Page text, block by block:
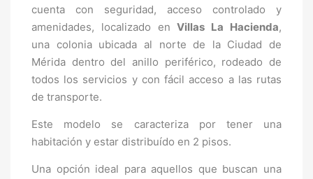
cuenta con seguridad, acceso controlado y
amenidades, localizado enVillas La Hacienda,
una colonia ubicada al norte de la Ciudad de
Mérida dentro del anillo periférico, rodeado de
todos los servicios y con fácil acceso a las rutas
de transporte.
Este modelo se caracteriza por tener una
habitación y estar distribuído en 2 pisos.
Una opción ideal para aquellos que buscan una